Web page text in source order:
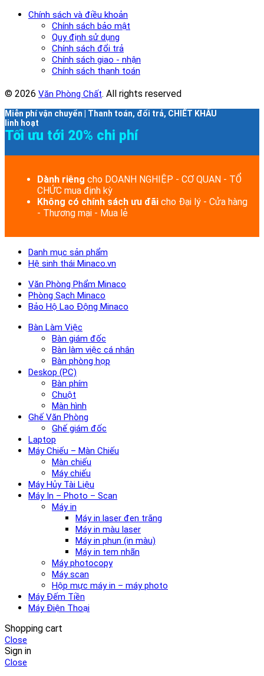
Chính sách và điều khoản
Chính sách bảo mật
Quy định sử dụng
Chính sách đổi trả
Chính sách giao - nhận
Chính sách thanh toán
© 2026 Văn Phòng Chất. All rights reserved
Miễn phí vận chuyển | Thanh toán, đổi trả, CHIẾT KHẤU
linh hoạt
Tối ưu tới 20% chi phí
Dành riêng cho DOANH NGHIỆP - CƠ QUAN - TỔ
CHỨC mua định kỳ
Không có chính sách ưu đãi cho Đại lý - Cửa hàng
- Thương mại - Mua lẻ
Danh mục sản phẩm
Hệ sinh thái Minaco.vn
Văn Phòng Phẩm Minaco
Phòng Sạch Minaco
Bảo Hộ Lao Động Minaco
Bàn Làm Việc
Bàn giám đốc
Bàn làm việc cá nhân
Bàn phòng họp
Deskop (PC)
Bàn phím
Chuột
Màn hình
Ghế Văn Phòng
Ghế giám đốc
Laptop
Máy Chiếu – Màn Chiếu
Màn chiếu
Máy chiếu
Máy Hủy Tài Liệu
Máy In – Photo – Scan
Máy in
Máy in laser đen trắng
Máy in màu laser
Máy in phun (in màu)
Máy in tem nhãn
Máy photocopy
Máy scan
Hộp mực máy in – máy photo
Máy Đếm Tiền
Máy Điện Thoại
Shopping cart
Close
Sign in
Close